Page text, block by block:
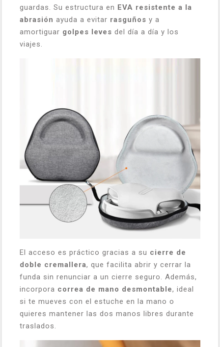
guardas. Su estructura en EVA resistente a la
abrasión ayuda a evitar rasguños y a
amortiguar golpes leves del día a día y los
viajes.
El acceso es práctico gracias a su cierre de
doble cremallera, que facilita abrir y cerrar la
funda sin renunciar a un cierre seguro. Además,
incorpora correa de mano desmontable, ideal
si te mueves con el estuche en la mano o
quieres mantener las dos manos libres durante
traslados.